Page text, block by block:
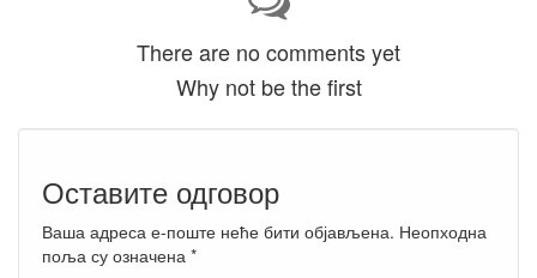
There are no comments yet
Why not be the first
Оставите одговор
Ваша адреса е-поште неће бити објављена. Неопходна
поља су означена *